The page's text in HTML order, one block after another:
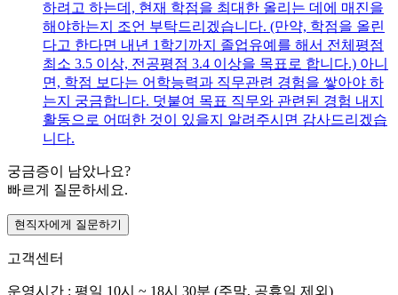
하려고 하는데, 현재 학점을 최대한 올리는 데에 매진을
해야하는지 조언 부탁드리겠습니다. (만약, 학점을 올린
다고 한다면 내년 1학기까지 졸업유예를 해서 전체평점
최소 3.5 이상, 전공평점 3.4 이상을 목표로 합니다.) 아니
면, 학점 보다는 어학능력과 직무관련 경험을 쌓아야 하
는지 궁금합니다. 덧붙여 목표 직무와 관련된 경험 내지
활동으로 어떠한 것이 있을지 알려주시면 감사드리겠습
니다.
궁금증이 남았나요?
빠르게 질문하세요.
현직자에게 질문하기
고객센터
운영시간 : 평일 10시 ~ 18시 30분 (주말, 공휴일 제외)